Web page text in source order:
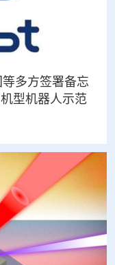
多方签署备忘
型机器人示范